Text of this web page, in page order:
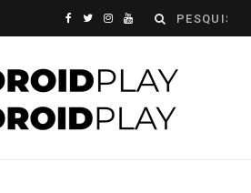
Search
F
c
T
i
t
I Y
u
T